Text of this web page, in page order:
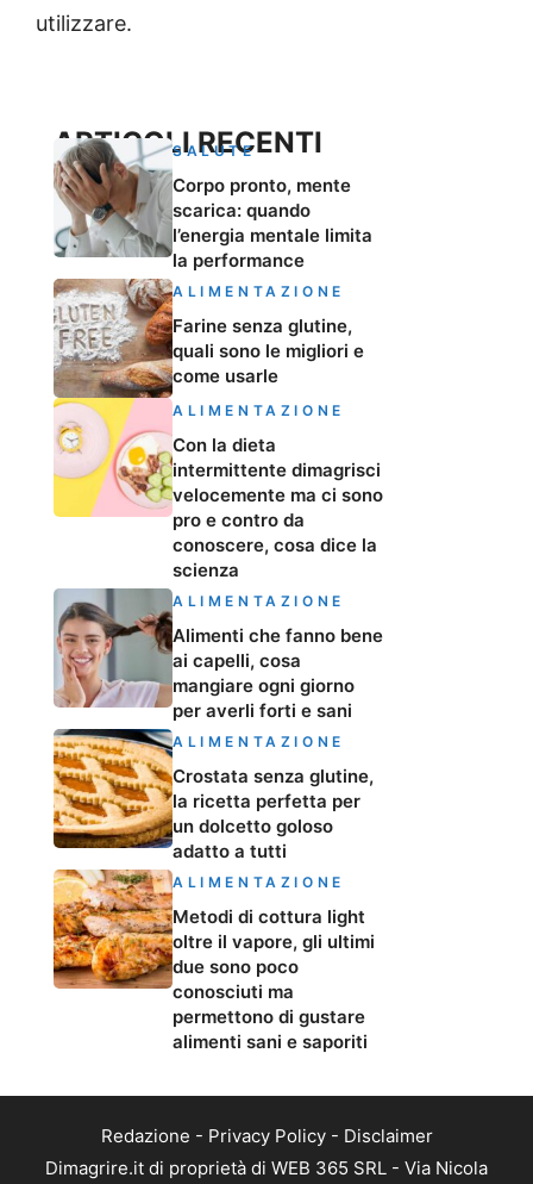
utilizzare.
ARTICOLI RECENTI
SALUTE
Corpo pronto, mente
scarica: quando
l’energia mentale limita
la performance
ALIMENTAZIONE
Farine senza glutine,
quali sono le migliori e
come usarle
ALIMENTAZIONE
Con la dieta
intermittente dimagrisci
velocemente ma ci sono
pro e contro da
conoscere, cosa dice la
scienza
ALIMENTAZIONE
Alimenti che fanno bene
ai capelli, cosa
mangiare ogni giorno
per averli forti e sani
ALIMENTAZIONE
Crostata senza glutine,
la ricetta perfetta per
un dolcetto goloso
adatto a tutti
ALIMENTAZIONE
Metodi di cottura light
oltre il vapore, gli ultimi
due sono poco
conosciuti ma
permettono di gustare
alimenti sani e saporiti
Redazione - Privacy Policy- Disclaimer
Dimagrire.it di proprietà di WEB 365 SRL - Via Nicola